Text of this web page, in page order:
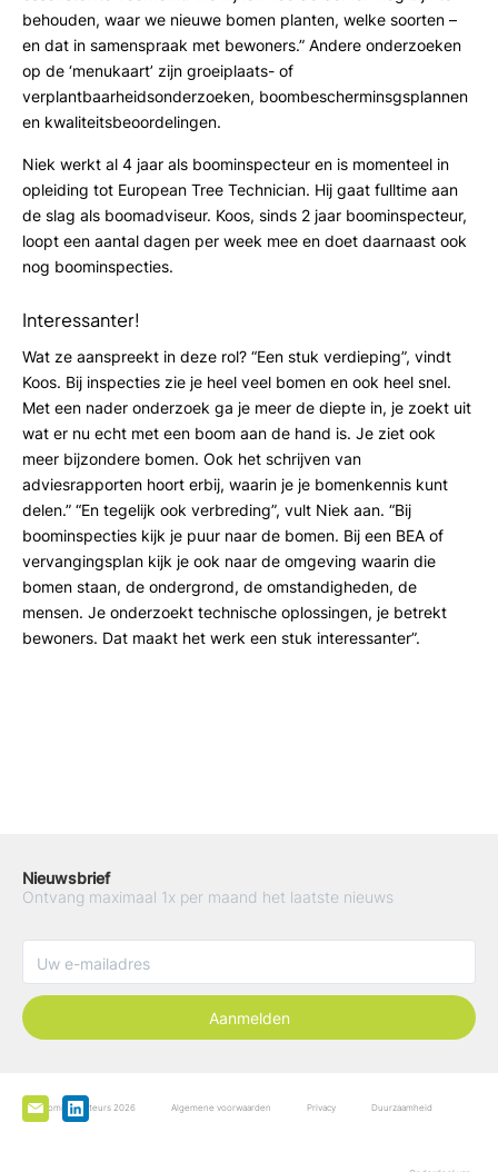
behouden, waar we nieuwe bomen planten, welke soorten –
en dat in samenspraak met bewoners.” Andere onderzoeken
op de ‘menukaart’ zijn groeiplaats- of
verplantbaarheidsonderzoeken, boombescherminsgsplannen
en kwaliteitsbeoordelingen.
Niek werkt al 4 jaar als boominspecteur en is momenteel in
opleiding tot European Tree Technician. Hij gaat fulltime aan
de slag als boomadviseur. Koos, sinds 2 jaar boominspecteur,
loopt een aantal dagen per week mee en doet daarnaast ook
nog boominspecties.
Interessanter!
Wat ze aanspreekt in deze rol? “Een stuk verdieping”, vindt
Koos. Bij inspecties zie je heel veel bomen en ook heel snel.
Met een nader onderzoek ga je meer de diepte in, je zoekt uit
wat er nu echt met een boom aan de hand is. Je ziet ook
meer bijzondere bomen. Ook het schrijven van
adviesrapporten hoort erbij, waarin je je bomenkennis kunt
delen.” “En tegelijk ook verbreding”, vult Niek aan. “Bij
boominspecties kijk je puur naar de bomen. Bij een BEA of
vervangingsplan kijk je ook naar de omgeving waarin die
bomen staan, de ondergrond, de omstandigheden, de
mensen. Je onderzoekt technische oplossingen, je betrekt
bewoners. Dat maakt het werk een stuk interessanter”.
Nieuwsbrief
Ontvang maximaal 1x per maand het laatste nieuws
Aanmelden
De Boominspecteurs 2026 Algemene voorwaarden Privacy Duurzaamheid